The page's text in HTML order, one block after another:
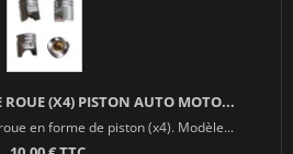
ROUE (X4) PISTON AUTO MOTO...
en forme de piston (x4). Modèle...